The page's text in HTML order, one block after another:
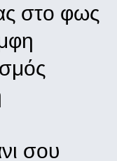
στο φως
σου